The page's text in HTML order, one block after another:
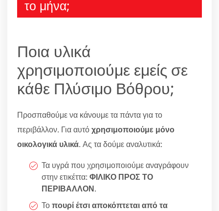
το μήνα;
Ποια υλικά
χρησιμοποιούμε εμείς σε
κάθε Πλύσιμο Βόθρου;
Προσπαθούμε να κάνουμε τα πάντα για το
περιβάλλον. Για αυτόχρησιμοποιούμε μόνο
οικολογικά υλικά. Ας τα δούμε αναλυτικά:
Τα υγρά που χρησιμοποιούμε αναγράφουν
στην ετικέττα: ΦΙΛΙΚΟ ΠΡΟΣ ΤΟ
ΠΕΡΙΒΑΛΛΟΝ.
Τοπουρί έτσι αποκόπτεται από τα